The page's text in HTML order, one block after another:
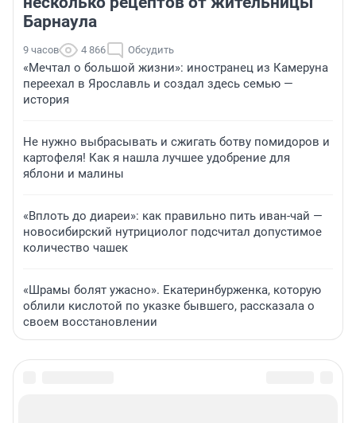
Барнаула
9 часов 4 866 Обсудить
«Мечтал о большой жизни»: иностранец из Камеруна
переехал в Ярославль и создал здесь семью —
история
Не нужно выбрасывать и сжигать ботву помидоров и
картофеля! Как я нашла лучшее удобрение для
яблони и малины
«Вплоть до диареи»: как правильно пить иван-чай —
новосибирский нутрициолог подсчитал допустимое
количество чашек
«Шрамы болят ужасно». Екатеринбурженка, которую
облили кислотой по указке бывшего, рассказала о
своем восстановлении